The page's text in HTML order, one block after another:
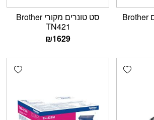
סט טונרים תואמים Brother
סט טונרים מקורי Brother
TN421
₪1629
Add wishlist